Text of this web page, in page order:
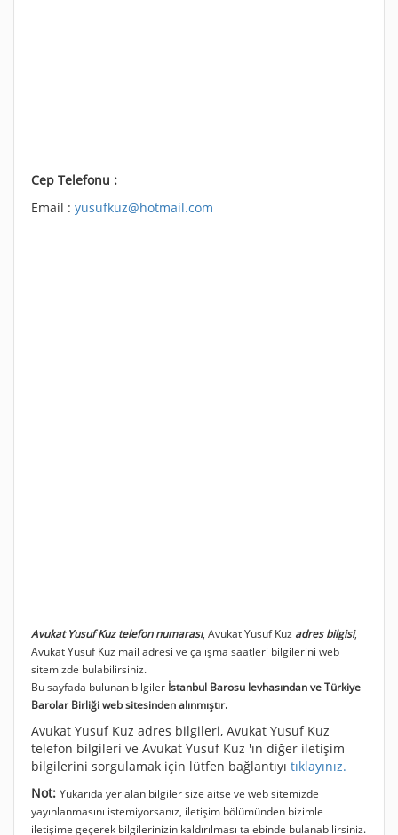
Cep Telefonu :
Email : yusufkuz@hotmail.com
Avukat Yusuf Kuz telefon numarası, Avukat Yusuf Kuz adres bilgisi,
Avukat Yusuf Kuz mail adresi ve çalışma saatleri bilgilerini web
sitemizde bulabilirsiniz.
Bu sayfada bulunan bilgiler İstanbul Barosu levhasından ve Türkiye
Barolar Birliği web sitesinden alınmıştır.
Avukat Yusuf Kuz adres bilgileri, Avukat Yusuf Kuz
telefon bilgileri ve Avukat Yusuf Kuz 'ın diğer iletişim
bilgilerini sorgulamak için lütfen bağlantıyı tıklayınız.
Not: Yukarıda yer alan bilgiler size aitse ve web sitemizde
yayınlanmasını istemiyorsanız, iletişim bölümünden bizimle
iletişime geçerek bilgilerinizin kaldırılması talebinde bulanabilirsiniz.